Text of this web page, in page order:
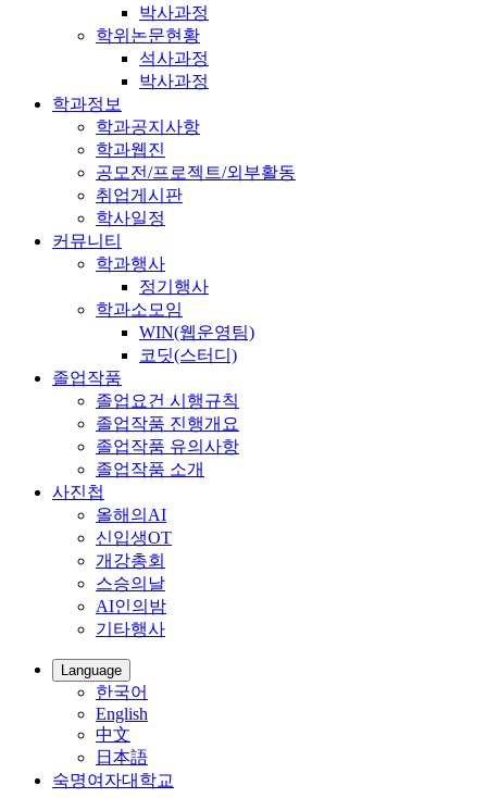
박사과정
학위논문현황
석사과정
박사과정
학과정보
학과공지사항
학과웹진
공모전/프로젝트/외부활동
취업게시판
학사일정
커뮤니티
학과행사
정기행사
학과소모임
WIN(웹운영팀)
코딧(스터디)
졸업작품
졸업요건 시행규칙
졸업작품 진행개요
졸업작품 유의사항
졸업작품 소개
사진첩
올해의AI
신입생OT
개강총회
스승의날
AI인의밤
기타행사
Language
한국어
English
中文
日本語
숙명여자대학교